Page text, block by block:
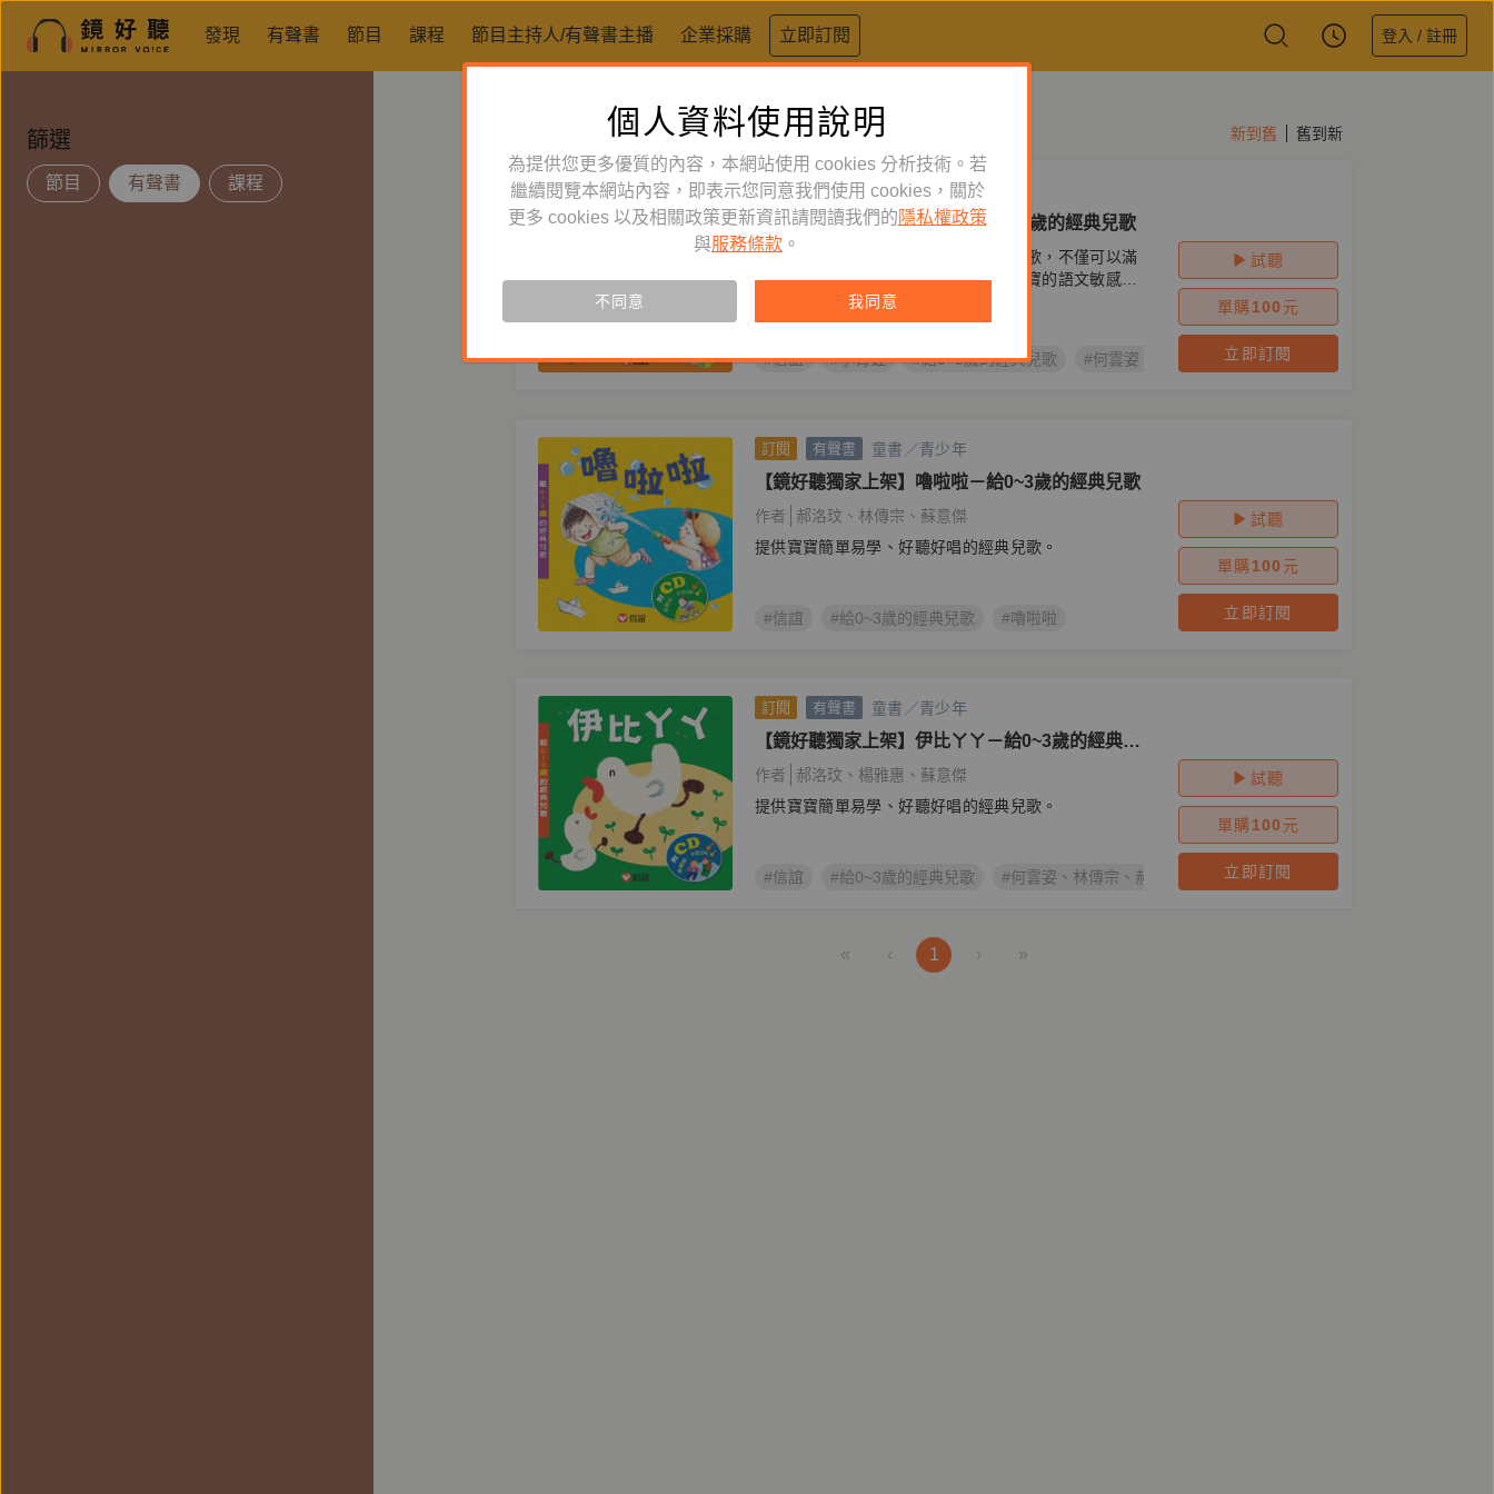
發現 有聲書 節目 課程 節目主持人/有聲書主播 企業採購 立即訂閱 登入 / 註冊
篩選
節目 有聲書 課程
給0~3歲的經典兒歌 新到舊 舊到新
訂閱 有聲書 童書／青少年
【鏡好聽獨家上架】小青蛙－給0-3歲的經典兒歌
提供寶寶簡單易學、好聽好唱的傳統兒歌，不僅可以滿
足孩子說說唱唱的慾望，更可以刺激寶寶的語文敏感
#信誼 #小青蛙 #給0~3歲的經典兒歌 #何雲姿、林傳宗、郝洛玟、張振松、楊雅惠
試聽
單購100 元
立即訂閱
訂閱 有聲書 童書／青少年
【鏡好聽獨家上架】嚕啦啦－給0~3歲的經典兒歌
作者 郝洛玟 林傳宗
蘇意傑
提供寶寶簡單易學、好聽好唱的經典兒歌。
#信誼 #給0~3歲的經典兒歌 #嚕啦啦
試聽
單購100 元
立即訂閱
訂閱 有聲書 童書／青少年
【鏡好聽獨家上架】伊比ㄚㄚ－給0~3歲的經典兒
歌
作者 郝洛玟 楊雅惠
蘇意傑
提供寶寶簡單易學、好聽好唱的經典兒歌。
#信誼 #給0~3歲的經典兒歌 #何雲姿、林傳宗、郝洛玟、張振松、楊雅惠
試聽
單購100 元
立即訂閱
« ‹ 1 › »
個人資料使用說明
為提供您更多優質的內容，本網站使用 cookies 分析技術。若
繼續閱覽本網站內容，即表示您同意我們使用 cookies，關於
更多 cookies 以及相關政策更新資訊請閱讀我們的 隱私權政策
與服務條款 。
不同意 我同意